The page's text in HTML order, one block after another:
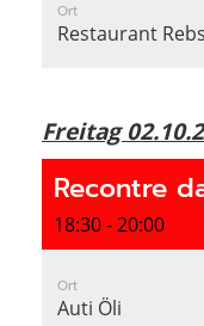
Ort
Restaurant
Freitag
18:30 - 20:00
Ort
Auti Öli